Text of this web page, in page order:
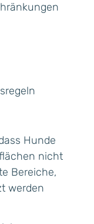
Hunde
nicht
Bereiche,
werden